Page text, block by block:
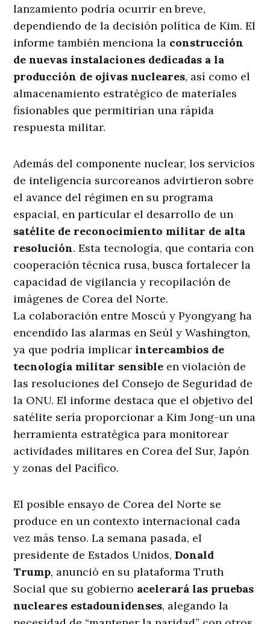
lanzamiento podría ocurrir en breve,
dependiendo de la decisión política de Kim. El
informe también menciona la construcción
de nuevas instalaciones dedicadas a la
producción de ojivas nucleares, así como el
almacenamiento estratégico de materiales
fisionables que permitirían una rápida
respuesta militar.
Además del componente nuclear, los servicios
de inteligencia surcoreanos advirtieron sobre
el avance del régimen en su programa
espacial, en particular el desarrollo de un
satélite de reconocimiento militar de alta
resolución. Esta tecnología, que contaría con
cooperación técnica rusa, busca fortalecer la
capacidad de vigilancia y recopilación de
imágenes de Corea del Norte.
La colaboración entre Moscú y Pyongyang ha
encendido las alarmas en Seúl y Washington,
ya que podría implicarintercambios de
tecnología militar sensible en violación de
las resoluciones del Consejo de Seguridad de
la ONU. El informe destaca que el objetivo del
satélite sería proporcionar a Kim Jong-un una
herramienta estratégica para monitorear
actividades militares en Corea del Sur, Japón
y zonas del Pacífico.
El posible ensayo de Corea del Norte se
produce en un contexto internacional cada
vez más tenso. La semana pasada, el
presidente de Estados Unidos,Donald
Trump, anunció en su plataforma Truth
Social que su gobierno acelerará las pruebas
nucleares estadounidenses, alegando la